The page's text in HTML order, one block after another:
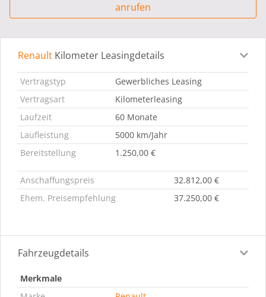
anrufen
Leasingdetails Fahrzeugdetails
Renault Kilometer Leasingdetails
Vertragstyp
Gewerbliches Leasing
Vertragsart
Kilometerleasing
Laufzeit
60 Monate
Laufleistung
5000 km/Jahr
Bereitstellung
1.250,00 €
Anschaffungspreis
32.812,00 €
Ehem. Preisempfehlung
37.250,00 €
Fahrzeugdetails
Merkmale